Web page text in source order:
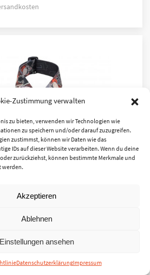
Zustimmung verwalten
zu bieten, verwenden wir Technologien wie
zu speichern und/oder darauf zuzugreifen.
zustimmst, können wir Daten wie das
IDs auf dieser Website verarbeiten. Wenn du deine
zurückziehst, können bestimmte Merkmale und
werden.
Akzeptieren
Ablehnen
Einstellungen ansehen
DatenschutzerklärungImpressum